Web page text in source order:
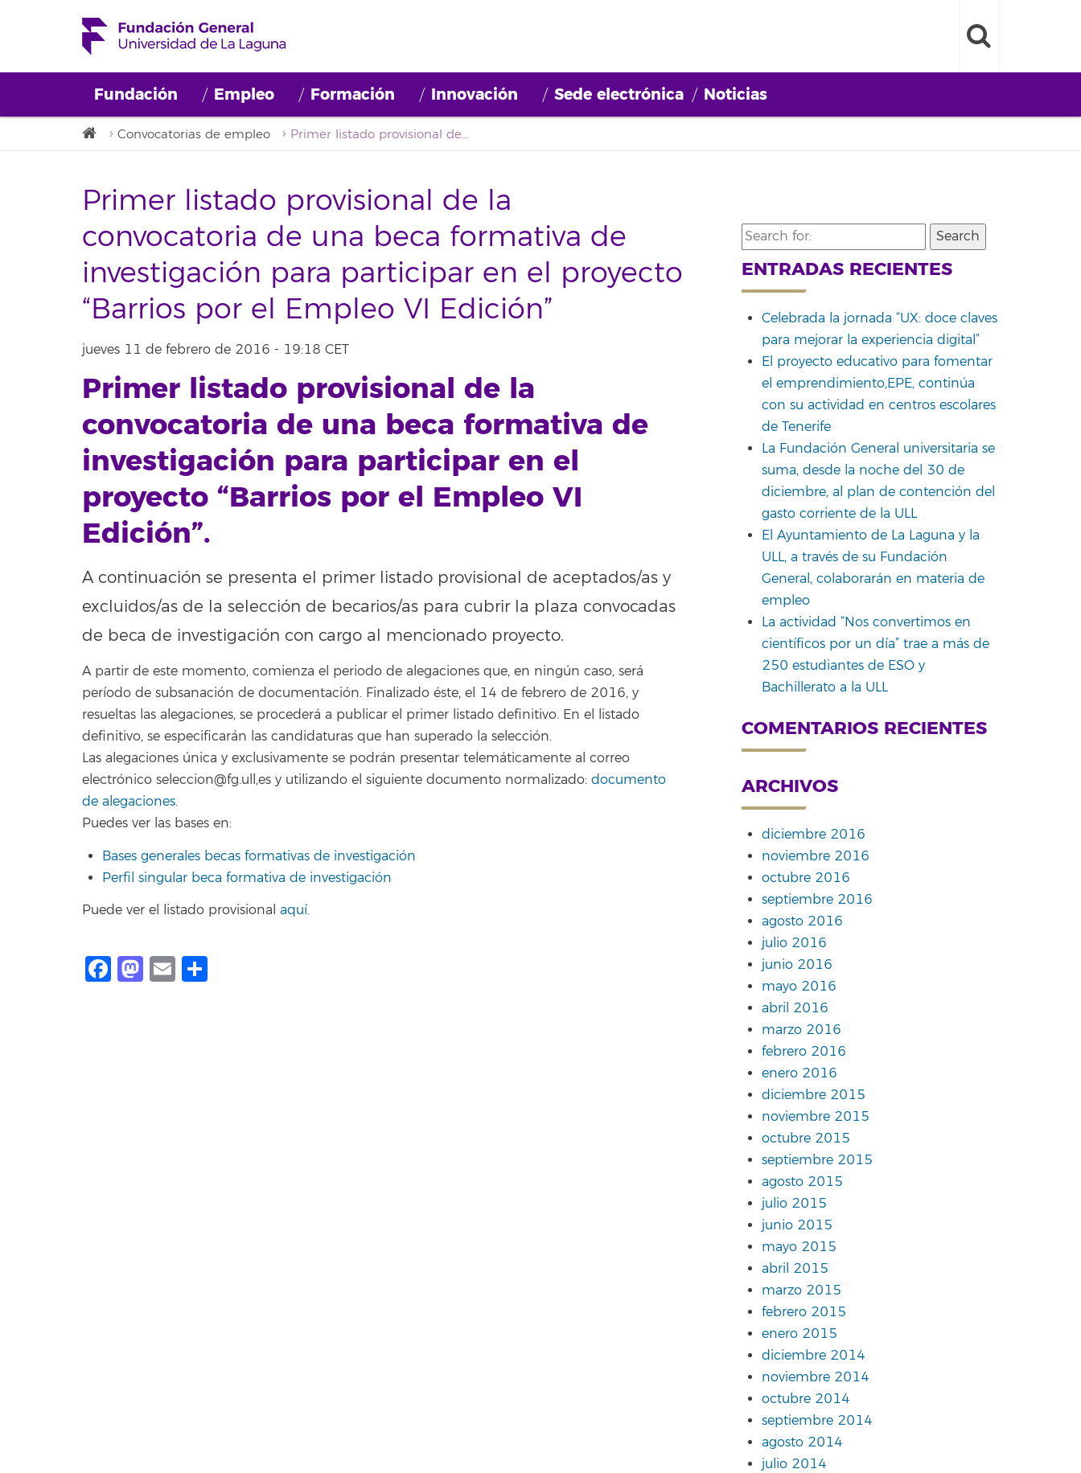
Fundación Empleo Formación Innovación Sede electrónica Noticias
Convocatorias de empleo Primer listado provisional de la convocatoria de una beca formativa de investigación para participar en el proyecto “Barrios por el Empleo VI Edición”
Primer listado provisional de la
convocatoria de una beca formativa de
investigación para participar en el proyecto
“Barrios por el Empleo VI Edición”
jueves 11 de febrero de 2016 - 19:18 CET
Primer listado provisional de la
convocatoria de una beca formativa de
investigación para participar en el
proyecto “Barrios por el Empleo VI
Edición”.
A continuación se presenta el primer listado provisional de aceptados/as y
excluidos/as de la selección de becarios/as para cubrir la plaza convocadas
de beca de investigación con cargo al mencionado proyecto.
A partir de este momento, comienza el periodo de alegaciones que, en ningún caso, será
período de subsanación de documentación. Finalizado éste, el 14 de febrero de 2016, y
resueltas las alegaciones, se procederá a publicar el primer listado definitivo. En el listado
definitivo, se especificarán las candidaturas que han superado la selección.
Las alegaciones única y exclusivamente se podrán presentar telemáticamente al correo
electrónico seleccion@fg.ull,es y utilizando el siguiente documento normalizado: documento
de alegaciones.
Puedes ver las bases en:
Bases generales becas formativas de investigación
Perfil singular beca formativa de investigación
Puede ver el listado provisional aquí.
Facebook
Mastodon
Email
Search
for:
ENTRADAS RECIENTES
Celebrada la jornada “UX: doce claves
para mejorar la experiencia digital”
El proyecto educativo para fomentar
el emprendimiento,EPE, continúa
con su actividad en centros escolares
de Tenerife
La Fundación General universitaria se
suma, desde la noche del 30 de
diciembre, al plan de contención del
gasto corriente de la ULL
El Ayuntamiento de La Laguna y la
ULL, a través de su Fundación
General, colaborarán en materia de
empleo
La actividad “Nos convertimos en
científicos por un día” trae a más de
250 estudiantes de ESO y
Bachillerato a la ULL
COMENTARIOS RECIENTES
ARCHIVOS
diciembre 2016
noviembre 2016
octubre 2016
septiembre 2016
agosto 2016
julio 2016
junio 2016
mayo 2016
abril 2016
marzo 2016
febrero 2016
enero 2016
diciembre 2015
noviembre 2015
octubre 2015
septiembre 2015
agosto 2015
julio 2015
junio 2015
mayo 2015
abril 2015
marzo 2015
febrero 2015
enero 2015
diciembre 2014
noviembre 2014
octubre 2014
septiembre 2014
agosto 2014
julio 2014